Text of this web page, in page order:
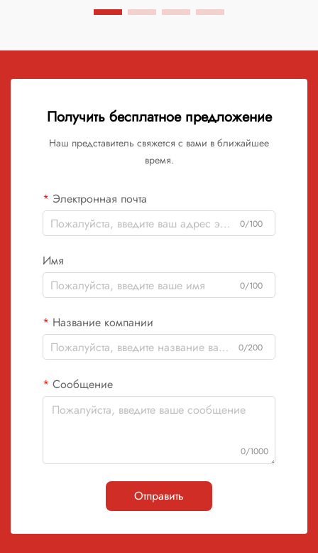
уникальные дизайны на футболках, толстовках и другой
Получить бесплатное предложение
Наш представитель свяжется с вами в ближайшее
время.
Электронная почта
0/100
Имя
0/100
Название компании
0/200
Сообщение
0/1000
Отправить